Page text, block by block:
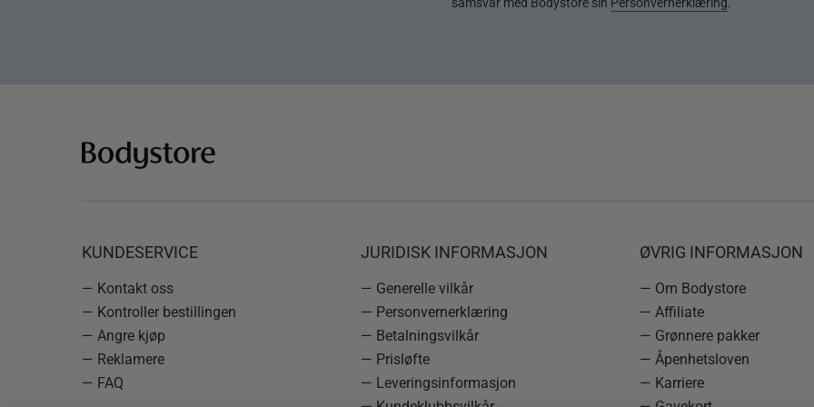
KUNDESERVICE
— Kontakt oss
— Kontroller bestillingen
— Angre kjøp
— Reklamere
— FAQ
JURIDISK INFORMASJON
— Generelle vilkår
— Personvernerklæring
— Betalningsvilkår
— Prisløfte
— Leveringsinformasjon
ØVRIG INFORMASJON
— Om Bodystore
— Affiliate
— Grønnere pakker
— Åpenhetsloven
— Karriere